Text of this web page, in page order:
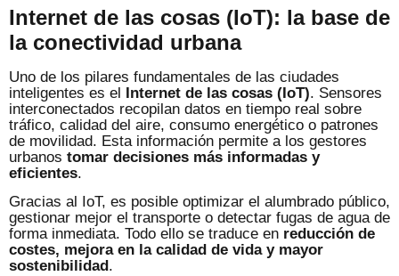
Internet de las cosas (IoT): la base de
la conectividad urbana
Uno de los pilares fundamentales de las ciudades
inteligentes es el Internet de las cosas (IoT). Sensores
interconectados recopilan datos en tiempo real sobre
tráfico, calidad del aire, consumo energético o patrones
de movilidad. Esta información permite a los gestores
urbanos tomar decisiones más informadas y
eficientes.
Gracias al IoT, es posible optimizar el alumbrado público,
gestionar mejor el transporte o detectar fugas de agua de
forma inmediata. Todo ello se traduce en reducción de
costes, mejora en la calidad de vida y mayor
sostenibilidad .